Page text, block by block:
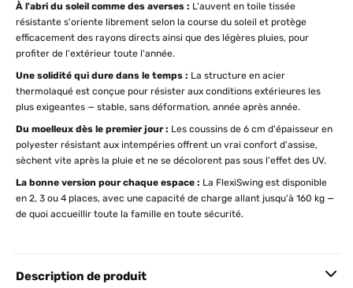
À l'abri du soleil comme des averses : L'auvent en toile tissée
résistante s'oriente librement selon la course du soleil et protège
efficacement des rayons directs ainsi que des légères pluies, pour
profiter de l'extérieur toute l'année.
Une solidité qui dure dans le temps : La structure en acier
thermolaqué est conçue pour résister aux conditions extérieures les
plus exigeantes — stable, sans déformation, année après année.
Du moelleux dès le premier jour : Les coussins de 6 cm d'épaisseur en
polyester résistant aux intempéries offrent un vrai confort d'assise,
sèchent vite après la pluie et ne se décolorent pas sous l'effet des UV.
La bonne version pour chaque espace : La FlexiSwing est disponible
en 2, 3 ou 4 places, avec une capacité de charge allant jusqu'à 160 kg —
de quoi accueillir toute la famille en toute sécurité.
Description de produit